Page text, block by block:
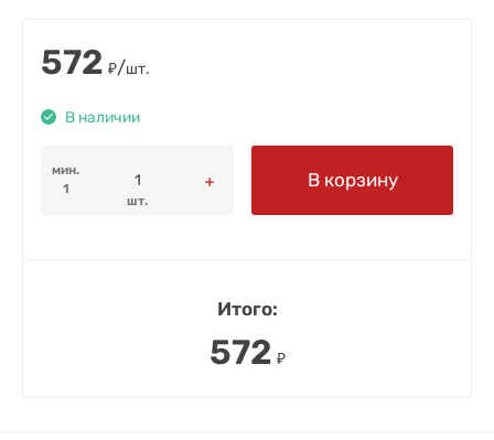
572 ₽/шт.
В наличии
мин.
1
шт.
В корзину
Итого:
572 ₽